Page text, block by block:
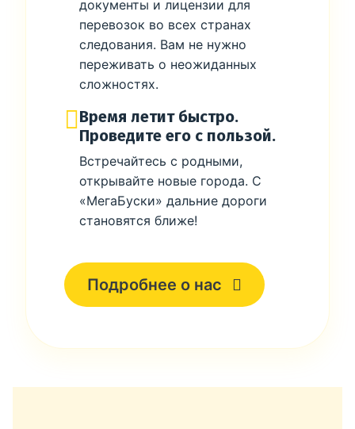
документы и лицензии для
перевозок во всех странах
следования. Вам не нужно
переживать о неожиданных
сложностях.
Время летит быстро.
Проведите его с пользой.
Встречайтесь с родными,
открывайте новые города. С
«МегаБуски» дальние дороги
становятся ближе!
Подробнее о нас